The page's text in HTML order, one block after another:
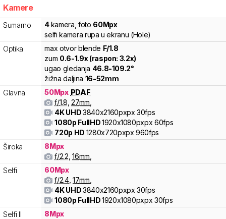
Kamere
Sumarno 4kamera foto 60Mpx
selfi kamera rupa u ekranu (Hole)
Optika
max otvor blende F/1.8
zum 0.6-1.9x (raspon: 3.2x)
ugao gledanja 46.8-109.2°
žižna daljina 16-52mm
Glavna
50Mpx PDAF
f/1.8 27mm
4K UHD3840x2160pxpx30fps
1080p FullHD1920x1080pxpx60fps
720p HD 1280x720pxpx960fps
Široka
8Mpx
f/2.2 16mm
Selfi
60Mpx
f/2.4, 17mm
4K UHD3840x2160pxpx30fps
1080p FullHD1920x1080pxpx30fps
Selfi II
8Mpx